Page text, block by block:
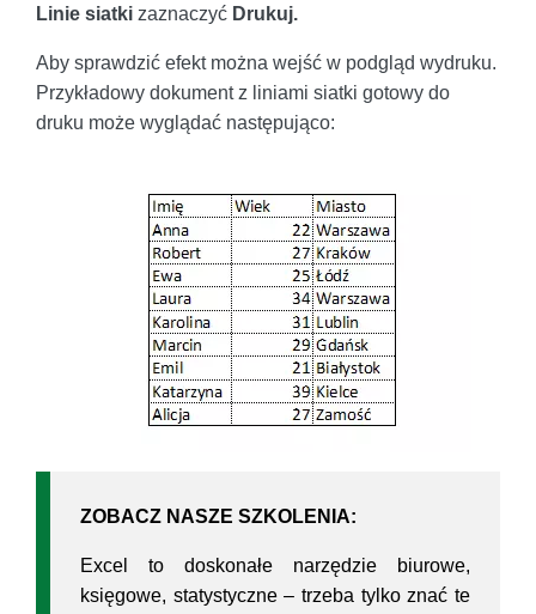
Linie siatki zaznaczyć Drukuj.
Aby sprawdzić efekt można wejść w podgląd wydruku.
Przykładowy dokument z liniami siatki gotowy do
druku może wyglądać następująco:
ZOBACZ NASZE SZKOLENIA:
Excel to doskonałe narzędzie biurowe,
księgowe, statystyczne – trzeba tylko znać te